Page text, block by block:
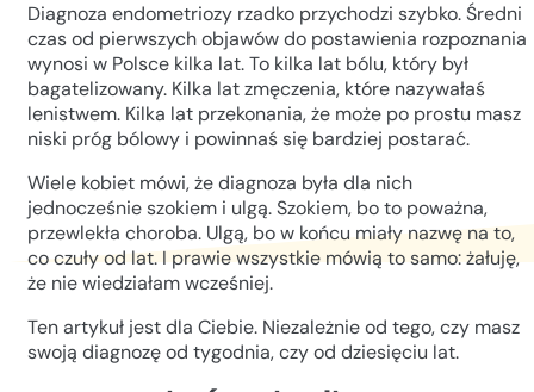
Diagnoza endometriozy rzadko przychodzi szybko. Średni
czas od pierwszych objawów do postawienia rozpoznania
wynosi w Polsce kilka lat. To kilka lat bólu, który był
bagatelizowany. Kilka lat zmęczenia, które nazywałaś
lenistwem. Kilka lat przekonania, że może po prostu masz
niski próg bólowy i powinnaś się bardziej postarać.
Wiele kobiet mówi, że diagnoza była dla nich
jednocześnie szokiem i ulgą. Szokiem, bo to poważna,
przewlekła choroba. Ulgą, bo w końcu miały nazwę na to,
co czuły od lat. I prawie wszystkie mówią to samo: żałuję,
że nie wiedziałam wcześniej.
Ten artykuł jest dla Ciebie. Niezależnie od tego, czy masz
swoją diagnozę od tygodnia, czy od dziesięciu lat.